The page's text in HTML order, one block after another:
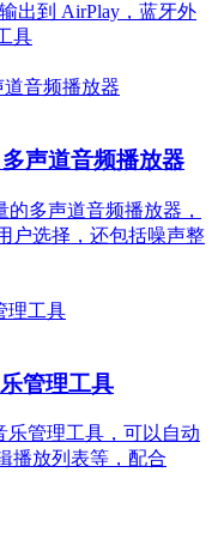
出到 AirPlay，蓝牙外
具
声道音频播放器
的多声道音频播放器，
户选择，还包括噪声整
管理工具
乐管理工具，可以自动
播放列表等，配合